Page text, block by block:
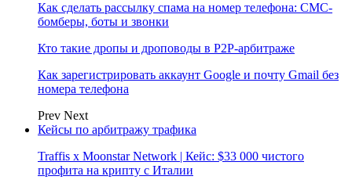
Как сделать рассылку спама на номер телефона: СМС-
бомберы, боты и звонки
Кто такие дропы и дроповоды в P2P-арбитраже
Как зарегистрировать аккаунт Google и почту Gmail без
номера телефона
Prev Next
Кейсы по арбитражу трафика
Traffis x Moonstar Network | Кейс: $33 000 чистого
профита на крипту с Италии